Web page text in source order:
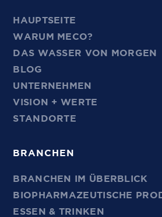
HAUPTSEITE
WARUM MECO?
DAS WASSER VON MORGEN
BLOG
UNTERNEHMEN
VISION + WERTE
STANDORTE
BRANCHEN
BRANCHEN IM ÜBERBLICK
BIOPHARMAZEUTISCHE
ESSEN & TRINKEN